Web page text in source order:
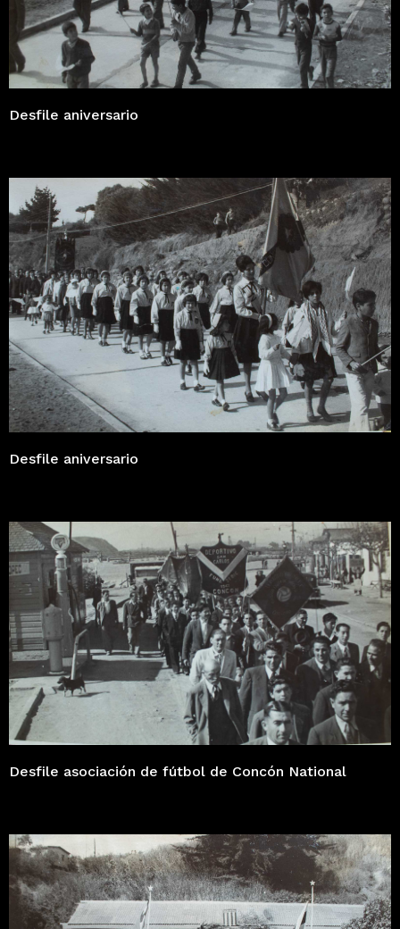
Desfile aniversario
Desfile aniversario
Desfile asociación de fútbol de Concón National